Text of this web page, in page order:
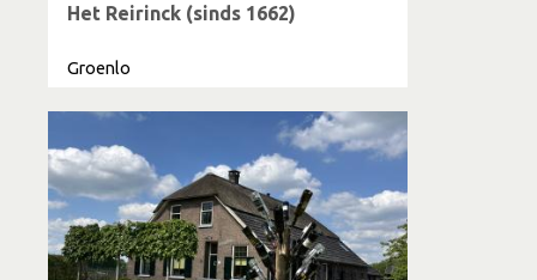
Het Reirinck (sinds 1662)
Groenlo